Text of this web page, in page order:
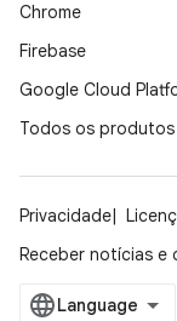
Chrome
Firebase
Google Cloud
Todos os produtos
Privacidade
Receber notícias e